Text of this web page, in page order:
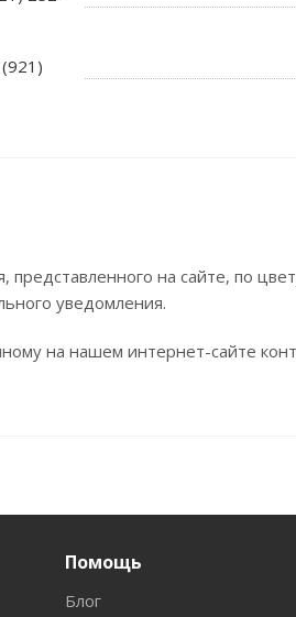
на сайте, по
уведомления.
на нашем интернет-сайте
Помощь
Блог